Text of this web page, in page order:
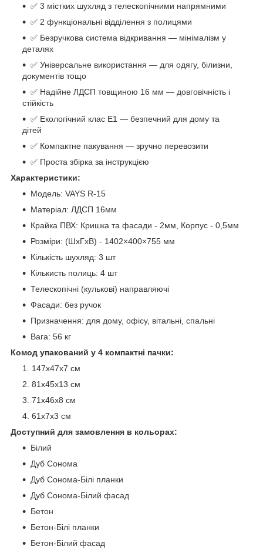
✅ 3 містких шухляд з телескопічними напрямними
✅ 2 функціональні відділення з полицями
✅ Безручкова система відкривання — мінімалізм у
деталях
✅ Універсальне використання — для одягу, білизни,
документів тощо
✅ Надійне ЛДСП товщиною 16 мм — довговічність і
стійкість
✅ Екологічний клас Е1 — безпечний для дому та
дітей
✅ Компактне пакування — зручно перевозити
✅ Проста збірка за інструкцією
Характеристики:
Модель: VAYS R-15
Матеріал: ЛДСП 16мм
Крайка ПВХ: Кришка та фасади - 2мм, Корпус - 0,5мм
Розміри: (ШхГхВ) - 1402×400×755 мм
Кількість шухляд: 3 шт
Кількисть полиць: 4 шт
Телескопічні (кулькові) направляючі
Фасади: без ручок
Призначення: для дому, офісу, вітальні, спальні
Вага: 56 кг
Комод упакований у 4 компактні пачки:
147х47х7 см
81х45х13 см
71х46х8 см
61х7х3 см
Доступний для замовлення в кольорах:
Білий
Дуб Сонома
Дуб Сонома-Білі планки
Дуб Сонома-Білий фасад
Бетон
Бетон-Білі планки
Бетон-Білий фасад